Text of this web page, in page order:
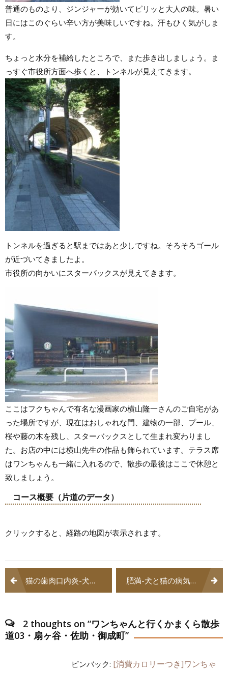
普通のものより、ジンジャーが効いてピリッと大人の味。暑い
日にはこのぐらい辛い方が美味しいですね。汗もひく気がしま
す。
ちょっと水分を補給したところで、また歩き出しましょう。ま
っすぐ市役所方面へ歩くと、トンネルが見えてきます。
トンネルを過ぎると駅まではあと少しですね。そろそろゴール
が近づいてきましたよ。
市役所の向かいにスターバックスが見えてきます。
ここはフクちゃんで有名な漫画家の横山隆一さんのご自宅があ
った場所ですが、現在はおしゃれな門、建物の一部、プール、
桜や藤の木を残し、スターバックスとして生まれ変わりまし
た。お店の中には横山先生の作品も飾られています。テラス席
はワンちゃんも一緒に入れるので、散歩の最後はここで休憩と
致しましょう。
コース概要（片道のデータ）
クリックすると、経路の地図が表示されます。
投
稿
ナ
ビ
猫の歯肉口内炎-犬と猫の病気用語集 肥満-犬と猫の病気用語集
2 thoughts on “ワンちゃんと行くかまくら散歩
道03・扇ヶ谷・佐助・御成町”
ピンバック: [消費カロリーつき]ワンちゃ